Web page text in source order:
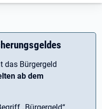
das Bürgergeld
ab dem